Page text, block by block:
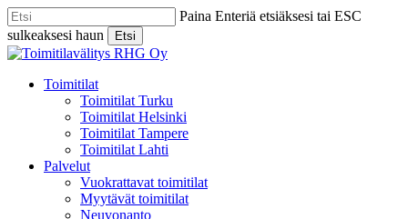
Skip
to
main
content
Paina Enteriä etsiäksesi tai ESC
sulkeaksesi haun
Etsi
Close
Menu
Toimitilat
Toimitilat Turku
Toimitilat Helsinki
Toimitilat Tampere
Toimitilat Lahti
Palvelut
Vuokrattavat toimitilat
Myytävät toimitilat
Neuvonanto